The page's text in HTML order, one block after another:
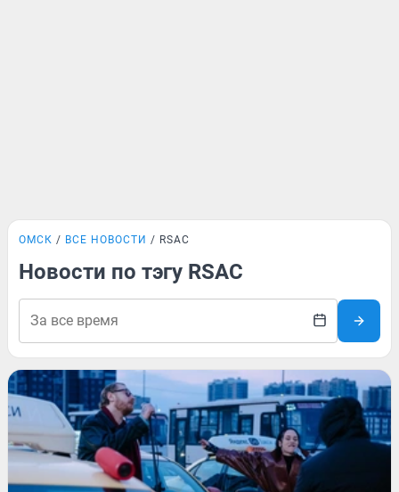
ОМСК ВСЕ НОВОСТИ RSAC
Новости по тэгу RSAC